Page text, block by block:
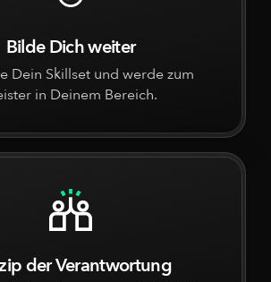
Bilde Dich weiter
Dein Skillset und werde zum
in Deinem Bereich.
der Verantwortung